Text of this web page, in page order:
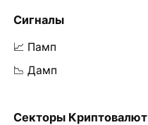
Сигналы
📈 Памп
📉 Дамп
Секторы Криптовалют